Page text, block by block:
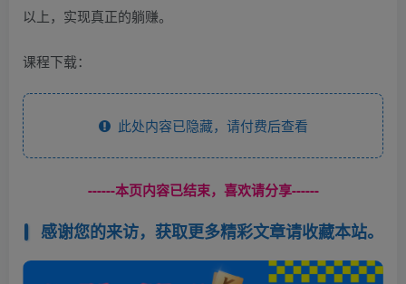
以上，实现真正的躺赚。
课程下载：
此处内容已隐藏，请付费后查看
------本页内容已结束，喜欢请分享------
感谢您的来访，获取更多精彩文章请收藏本站。